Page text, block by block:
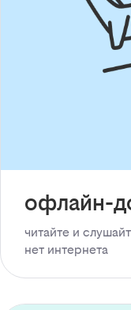
офлайн-
читайте и
нет интернета